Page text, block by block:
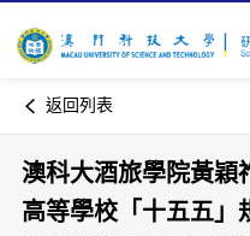
返回列表
澳科大酒旅學院黃穎
高等學校「十五五」